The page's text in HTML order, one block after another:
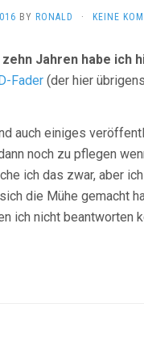
BY RONALD · KEINE
Jahren habe ich
Fader (der hier
auch einiges
noch zu pflegen
ich das zwar, aber
die Mühe gemacht
ich nicht beantworten